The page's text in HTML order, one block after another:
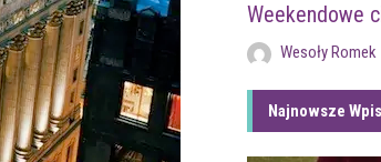
Weekendowe
Wesoły Romek
Najnowsze